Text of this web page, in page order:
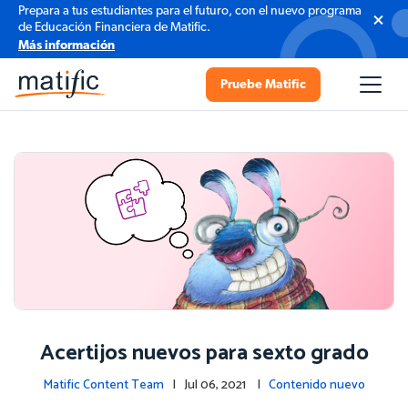
Prepara a tus estudiantes para el futuro, con el nuevo programa
de Educación Financiera de Matific.
Más información
Pruebe Matific
Acertijos nuevos para sexto grado
Matific Content Team | Jul 06, 2021 | Contenido nuevo